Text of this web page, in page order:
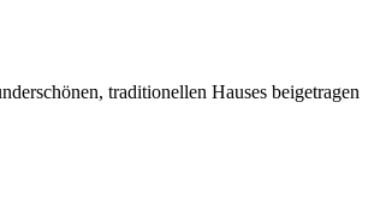
traditionellen Hauses beigetragen